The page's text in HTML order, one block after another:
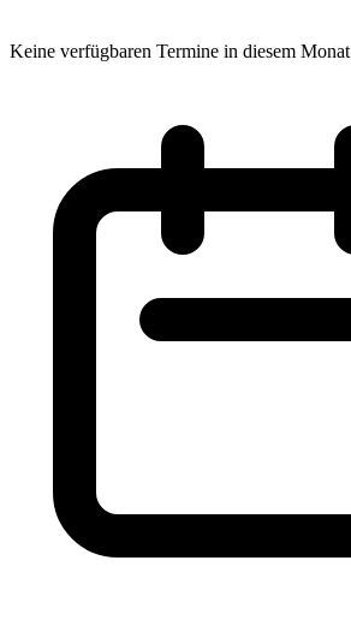
Keine verfügbaren Termine in diesem Monat